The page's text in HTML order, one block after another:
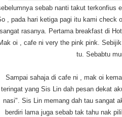
sebab nanti takut terkonfius
, pada hari ketiga pagi itu kami check
sangat rasanya. Pertama breakfast di
oi , cafe ni very the pink pink.
tu. Sebabtu
Sampai sahaja di cafe ni , mak oi
teringat yang Sis Lin dah pesan dekat
nasi". Sis Lin memang dah tau sangat
berdiri lama juga sebab tak tahu nak